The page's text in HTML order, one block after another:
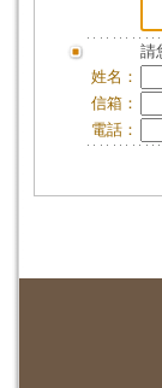
請
姓名：
信箱：
電話：